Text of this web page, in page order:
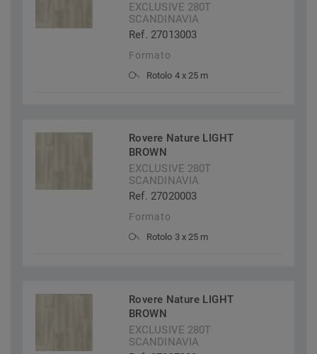
EXCLUSIVE 280T
SCANDINAVIA
Ref. 27013003
Formato
Rotolo 4 x 25 m
Rovere Nature LIGHT
BROWN
EXCLUSIVE 280T
SCANDINAVIA
Ref. 27020003
Formato
Rotolo 3 x 25 m
Rovere Nature LIGHT
BROWN
EXCLUSIVE 280T
SCANDINAVIA